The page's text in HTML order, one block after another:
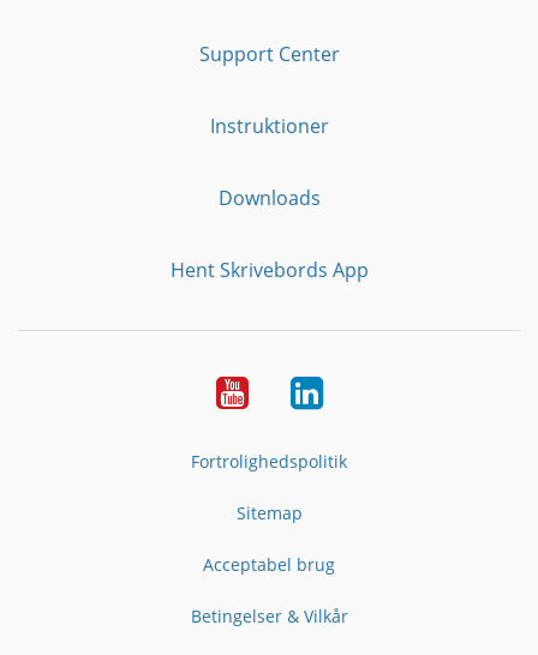
Support Center
Instruktioner
Downloads
Hent Skrivebords App
YouTubeLinkedIn
Fortrolighedspolitik
Sitemap
Acceptabel brug
Betingelser & Vilkår